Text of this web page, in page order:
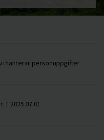
hanterar personuppgifter
1 2025 07 01